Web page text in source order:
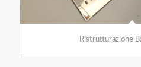
Ristrutturazione